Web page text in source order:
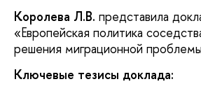
Королева Л.В. представила
«Европейская политика
решения миграционной проблемы
Ключевые тезисы доклада: